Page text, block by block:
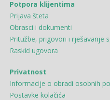
Potpora klijentima
Prijava šteta
Obrasci i dokumenti
Pritužbe, prigovori i rješavanje
Raskid ugovora
Privatnost
Informacije o obradi osobnih
Postavke kolačića